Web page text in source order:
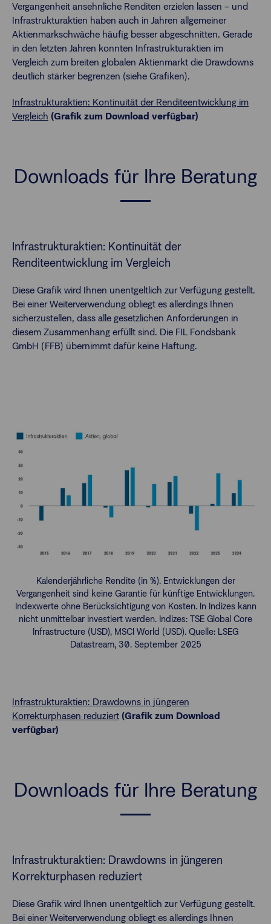
Vergangenheit ansehnliche Renditen erzielen lassen – und
Infrastrukturaktien haben auch in Jahren allgemeiner
Aktienmarkschwäche häufig besser abgeschnitten. Gerade
in den letzten Jahren konnten Infrastrukturaktien im
Vergleich zum breiten globalen Aktienmarkt die Drawdowns
deutlich stärker begrenzen (siehe Grafiken).
Infrastrukturaktien: Kontinuität der Renditeentwicklung im
Vergleich (Grafik zum Download verfügbar)
Downloads für Ihre Beratung
Infrastrukturaktien: Kontinuität der
Renditeentwicklung im Vergleich
Diese Grafik wird Ihnen unentgeltlich zur Verfügung gestellt.
Bei einer Weiterverwendung obliegt es allerdings Ihnen
sicherzustellen, dass alle gesetzlichen Anforderungen in
diesem Zusammenhang erfüllt sind. Die FIL Fondsbank
GmbH (FFB) übernimmt dafür keine Haftung.
Kalenderjährliche Rendite (in %). Entwicklungen der
Vergangenheit sind keine Garantie für künftige Entwicklungen.
Indexwerte ohne Berücksichtigung von Kosten. In Indizes kann
nicht unmittelbar investiert werden. Indizes: TSE Global Core
Infrastructure (USD), MSCI World (USD). Quelle: LSEG
Datastream, 30. September 2025
Infrastrukturaktien: Drawdowns in jüngeren
Korrekturphasen reduziert (Grafik zum Download
verfügbar)
Downloads für Ihre Beratung
Infrastrukturaktien: Drawdowns in jüngeren
Korrekturphasen reduziert
Diese Grafik wird Ihnen unentgeltlich zur Verfügung gestellt.
Bei einer Weiterverwendung obliegt es allerdings Ihnen